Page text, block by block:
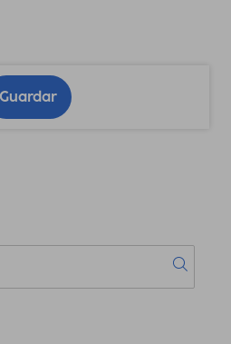
Guardar